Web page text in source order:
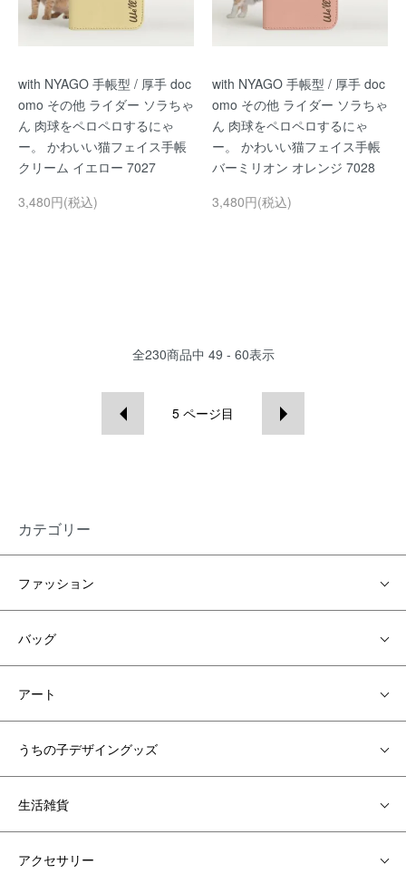
with NYAGO 手帳型 / 厚手 doc
omo その他 ライダー ソラちゃ
ん 肉球をペロペロするにゃ
ー。 かわいい猫フェイス手帳
クリーム イエロー 7027
3,480円(税込)
with NYAGO 手帳型 / 厚手 doc
omo その他 ライダー ソラちゃ
ん 肉球をペロペロするにゃ
ー。 かわいい猫フェイス手帳
バーミリオン オレンジ 7028
3,480円(税込)
全230商品中 49 - 60表示
5 ページ目
カテゴリー
ファッション
バッグ
アート
うちの子デザイングッズ
生活雑貨
アクセサリー